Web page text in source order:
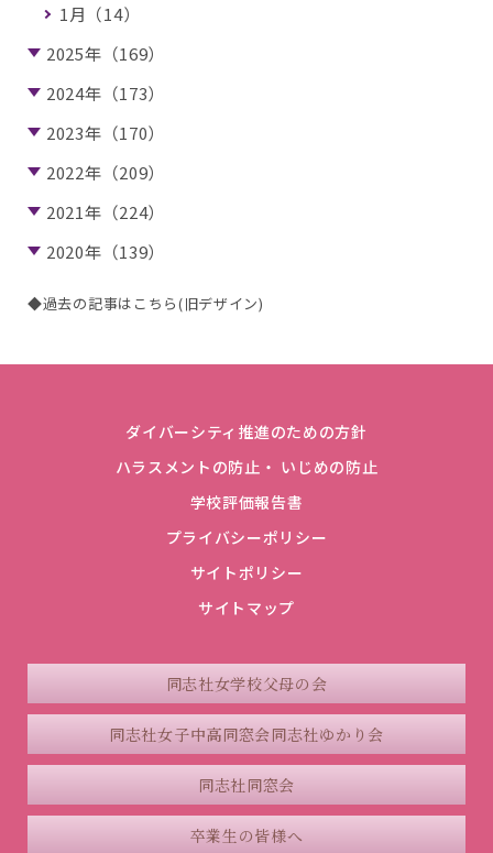
1月（14）
2025年（169）
2024年（173）
2023年（170）
2022年（209）
2021年（224）
2020年（139）
◆過去の記事はこちら(旧デザイン)
ダイバーシティ推進のための方針
ハラスメントの防止・ いじめの防止
学校評価報告書
プライバシーポリシー
サイトポリシー
サイトマップ
同志社女学校父母の会
同志社女子中高同窓会同志社ゆかり会
同志社同窓会
卒業生の皆様へ